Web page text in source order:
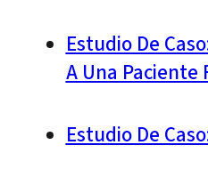
Estudio De
A Una Paciente
Estudio De